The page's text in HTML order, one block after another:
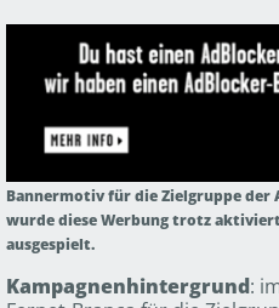
Bannermotiv für die Zielgruppe der
wurde diese Werbung trotz
ausgespielt.
Kampagnenhintergrund: